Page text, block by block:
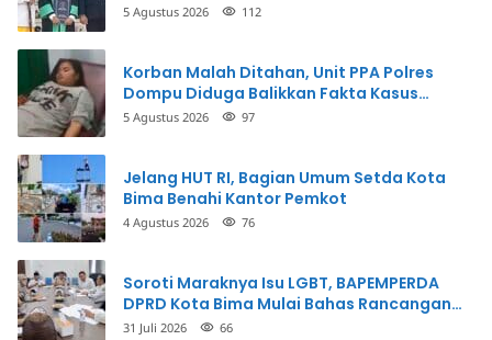
5 Agustus 2026 112
Korban Malah Ditahan, Unit PPA Polres
Dompu Diduga Balikkan Fakta Kasus
Penganiayaan
5 Agustus 2026 97
Jelang HUT RI, Bagian Umum Setda Kota
Bima Benahi Kantor Pemkot
4 Agustus 2026 76
Soroti Maraknya Isu LGBT, BAPEMPERDA
DPRD Kota Bima Mulai Bahas Rancangan
Perda Pencegahan
31 Juli 2026 66